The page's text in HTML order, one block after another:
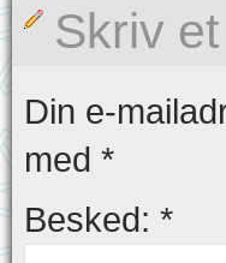
Skriv
Din e-
med *
Besked: *